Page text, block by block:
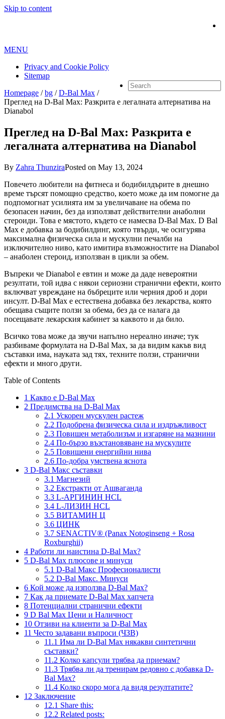
Skip to content
MENU
Privacy and Cookie Policy
Sitemap
Homepage / bg / D-Bal Max /
Преглед на D-Bal Max: Разкрита е легалната алтернатива на
Dianabol
Преглед на D-Bal Max: Разкрита е
легалната алтернатива на Dianabol
By Zahra ThunziraPosted on May 13, 2024
Повечето любители на фитнеса и бодибилдърите в днешно
време търсят помощно средство, което може да им помогне да
подпомогнат усилията им за увеличаване на обема по
безопасен начин, без да използват действителни анаболни
стероиди. Това е мястото, където се намесва D-Bal Max. D Bal
Max е добавка за бодибилдинг, която твърди, че осигурява
максимална физическа сила и мускулни печалби на
изключително ниво, като имитира възможностите на Dianabol
– анаболен стероид, използван в цикли за обем.
Въпреки че Dianabol е евтин и може да даде невероятни
резултати, той идва с някои сериозни странични ефекти, които
включват увреждане на бъбреците или черния дроб и дори
инсулт. D-Bal Max е естествена добавка без лекарства, която
обещава същите ползи за обема, без да се налага да
посещавате лекарския кабинет за каквото и да било.
Всичко това може да звучи напълно нереално иначе; тук
разбиваме формулата на D-Bal Max, за да видим какъв вид
съставки има, науката зад тях, техните ползи, странични
ефекти и много други.
Table of Contents
1 Какво е D-Bal Max
2 Предимства на D-Bal Max
2.1 Ускорен мускулен растеж
2.2 Подобрена физическа сила и издръжливост
2.3 Повишен метаболизъм и изгаряне на мазнини
2.4 По-бързо възстановяване на мускулите
2.5 Повишени енергийни нива
2.6 По-добра умствена яснота
3 D-Bal Макс съставки
3.1 Магнезий
3.2 Екстракти от Ашваганда
3.3 L-АРГИНИН HCL
3.4 L-ЛИЗИН HCL
3.5 ВИТАМИН Ц
3.6 ЦИНК
3.7 SENACTIV® (Panax Notoginseng + Rosa
Roxburghii)
4 Работи ли наистина D-Bal Max?
5 D-Bal Max плюсове и минуси
5.1 D-Bal Макс Професионалисти
5.2 D-Bal Макс. Минуси
6 Кой може да използва D-Bal Max?
7 Как да приемате D-Bal Max хапчета
8 Потенциални странични ефекти
9 D Bal Max Цени и Наличност
10 Отзиви на клиенти за D-Bal Max
11 Често задавани въпроси (ЧЗВ)
11.1 Има ли D-Bal Max някакви синтетични
съставки?
11.2 Колко капсули трябва да приемам?
11.3 Трябва ли да тренирам редовно с добавка D-
Bal Max?
11.4 Колко скоро мога да видя резултатите?
12 Заключение
12.1 Share this:
12.2 Related posts: